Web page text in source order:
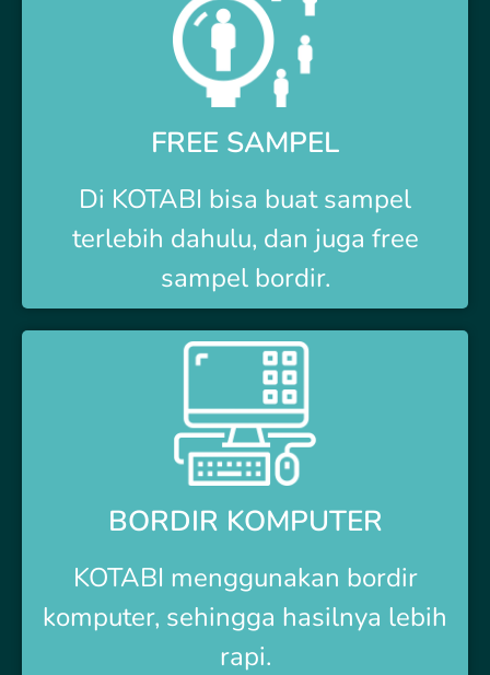
FREE SAMPEL
Di KOTABI bisa buat sampel
terlebih dahulu, dan juga free
sampel bordir.
BORDIR KOMPUTER
KOTABI menggunakan bordir
komputer, sehingga hasilnya lebih
rapi.